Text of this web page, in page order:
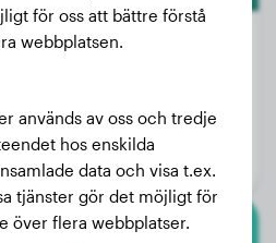
3 år
Hanhund
för oss att bättre förstå
webbplatsen.
används av oss och tredje
hos enskilda
data och visa t.ex.
tjänster gör det möjligt för
över flera webbplatser.